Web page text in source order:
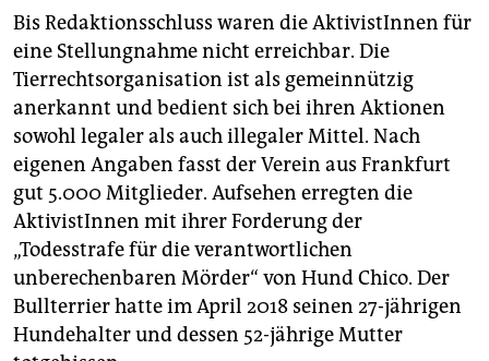
Bis Redaktionsschluss waren die AktivistInnen für
eine Stellungnahme nicht erreichbar. Die
Tierrechtsorganisation ist als gemeinnützig
anerkannt und bedient sich bei ihren Aktionen
sowohl legaler als auch illegaler Mittel. Nach
eigenen Angaben fasst der Verein aus Frankfurt
gut 5.000 Mitglieder. Aufsehen erregten die
AktivistInnen mit ihrer Forderung der
„Todesstrafe für die verantwortlichen
unberechenbaren Mörder“ von Hund Chico. Der
Bullterrier hatte im April 2018 seinen 27-jährigen
Hundehalter und dessen 52-jährige Mutter